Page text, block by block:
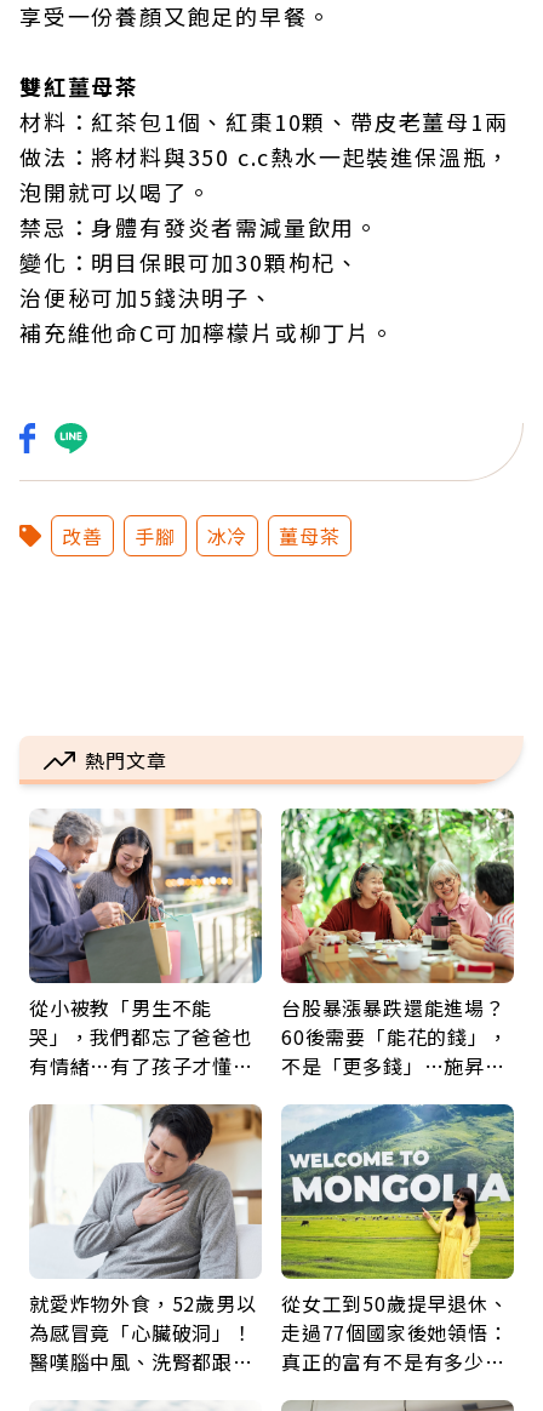
享受一份養顏又飽足的早餐。
雙紅薑母茶
材料：紅茶包1個、紅棗10顆、帶皮老薑母1兩
做法：將材料與350 c.c熱水一起裝進保溫瓶，
泡開就可以喝了。
禁忌：身體有發炎者需減量飲用。
變化：明目保眼可加30顆枸杞、
治便秘可加5錢決明子、
補充維他命C可加檸檬片或柳丁片。
改善 手腳 冰冷 薑母茶
熱門文章
從小被教「男生不能
哭」，我們都忘了爸爸也
有情緒…有了孩子才懂：
久違的關心
台股暴漲暴跌還能進場？
60後需要「能花的錢」，
不是「更多錢」…施昇
票
就愛炸物外食，52歲男以
為感冒竟「心臟破洞」！
醫嘆腦中風、洗腎都跟它
從女工到50歲提早退休、
走過77個國家後她領悟：
真正的富有不是有多少